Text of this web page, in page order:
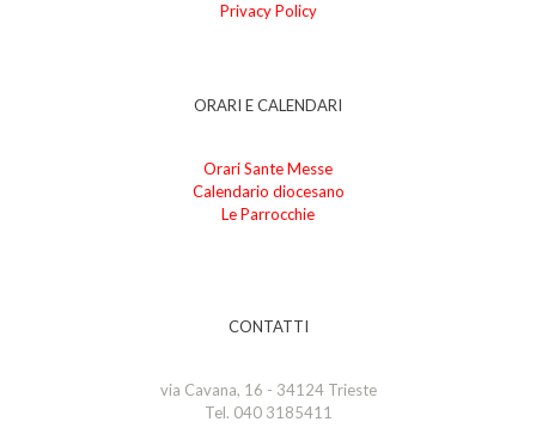
Privacy Policy
ORARI E CALENDARI
Orari Sante Messe
Calendario diocesano
Le Parrocchie
CONTATTI
via Cavana, 16 - 34124 Trieste
Tel. 040 3185411